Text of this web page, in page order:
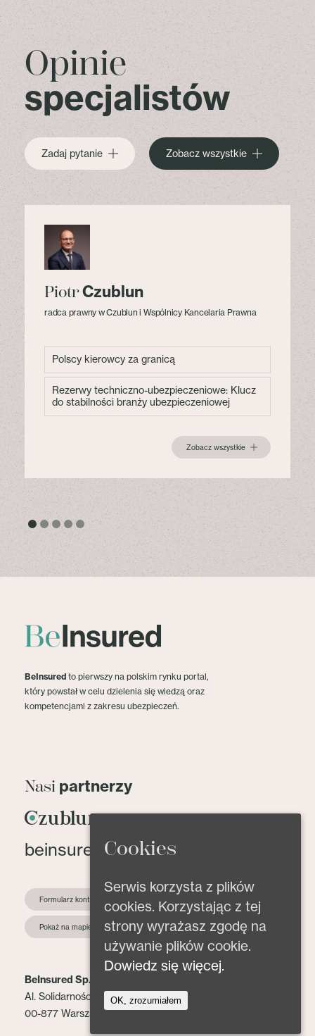
Opinie
specjalistów
Zadaj pytanie Zobacz wszystkie
PiotrCzublun
radca prawny w Czublun i Wspólnicy Kancelaria Prawna
Polscy kierowcy za granicą
Rezerwy techniczno-ubezpieczeniowe: Klucz
do stabilności branży ubezpieczeniowej
Zobacz wszystkie
BeInsured to pierwszy na polskim rynku portal,
który powstał w celu dzielenia się wiedzą oraz
kompetencjami z zakresu ubezpieczeń.
Nasi partnerzy
beinsured@beinsured.pl
Formularz kontaktowy
Pokaż na mapie
BeInsured Sp. z o.o.
Al. Solidarności 153 lok. 2
00-877 Warszawa
Cookies
Serwis korzysta z plików
cookies. Korzystając z tej
strony wyrażasz zgodę na
używanie plików cookie.
Dowiedz się więcej.
OK, zrozumiałem